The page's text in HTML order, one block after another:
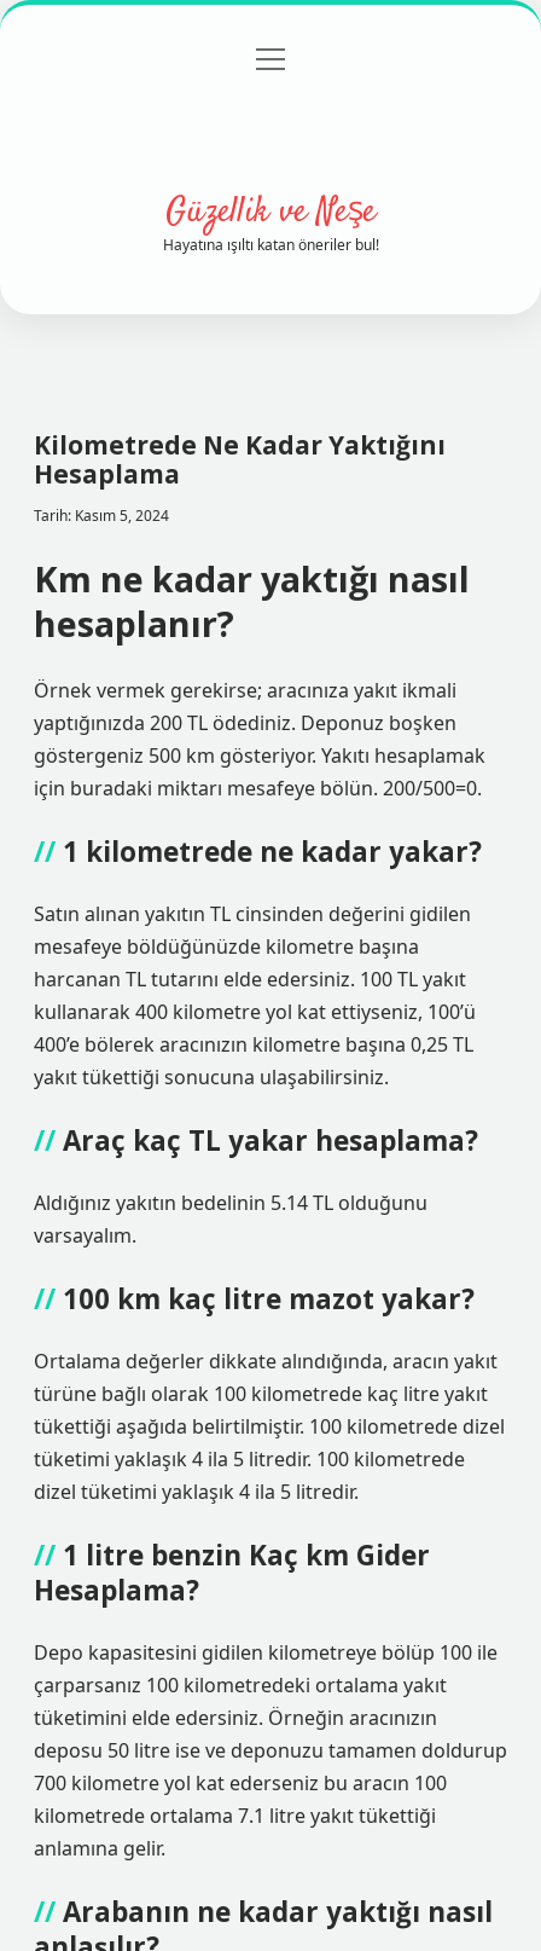
Gizlilik Politikası
menüyü
Güzellik ve Neşe
Hayatına ışıltı katan öneriler bul!
Kilometrede Ne Kadar Yaktığını
Hesaplama
Tarih: Kasım 5, 2024
Km ne kadar yaktığı nasıl
hesaplanır?
Örnek vermek gerekirse; aracınıza yakıt ikmali
yaptığınızda 200 TL ödediniz. Deponuz boşken
göstergeniz 500 km gösteriyor. Yakıtı hesaplamak
için buradaki miktarı mesafeye bölün. 200/500=0.
1 kilometrede ne kadar yakar?
Satın alınan yakıtın TL cinsinden değerini gidilen
mesafeye böldüğünüzde kilometre başına
harcanan TL tutarını elde edersiniz. 100 TL yakıt
kullanarak 400 kilometre yol kat ettiyseniz, 100’ü
400’e bölerek aracınızın kilometre başına 0,25 TL
yakıt tükettiği sonucuna ulaşabilirsiniz.
Araç kaç TL yakar hesaplama?
Aldığınız yakıtın bedelinin 5.14 TL olduğunu
varsayalım.
100 km kaç litre mazot yakar?
Ortalama değerler dikkate alındığında, aracın yakıt
türüne bağlı olarak 100 kilometrede kaç litre yakıt
tükettiği aşağıda belirtilmiştir. 100 kilometrede dizel
tüketimi yaklaşık 4 ila 5 litredir. 100 kilometrede
dizel tüketimi yaklaşık 4 ila 5 litredir.
1 litre benzin Kaç km Gider
Hesaplama?
Depo kapasitesini gidilen kilometreye bölüp 100 ile
çarparsanız 100 kilometredeki ortalama yakıt
tüketimini elde edersiniz. Örneğin aracınızın
deposu 50 litre ise ve deponuzu tamamen doldurup
700 kilometre yol kat ederseniz bu aracın 100
kilometrede ortalama 7.1 litre yakıt tükettiği
anlamına gelir.
Arabanın ne kadar yaktığı nasıl